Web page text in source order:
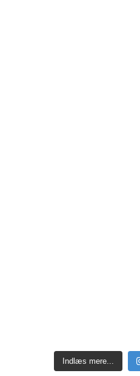
Indlæs mere...